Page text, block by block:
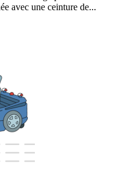
avec une ceinture de...